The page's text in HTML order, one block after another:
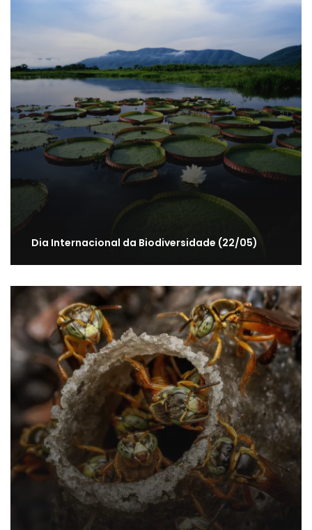
Dia Internacional da Biodiversidade (22/05)